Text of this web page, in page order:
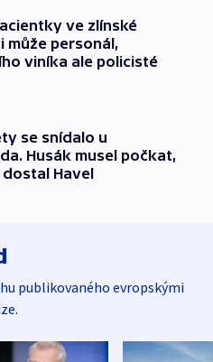
ve zlínské
může personál,
viníka ale policisté
se snídalo u
Husák musel počkat,
Havel
publikovaného evropskými